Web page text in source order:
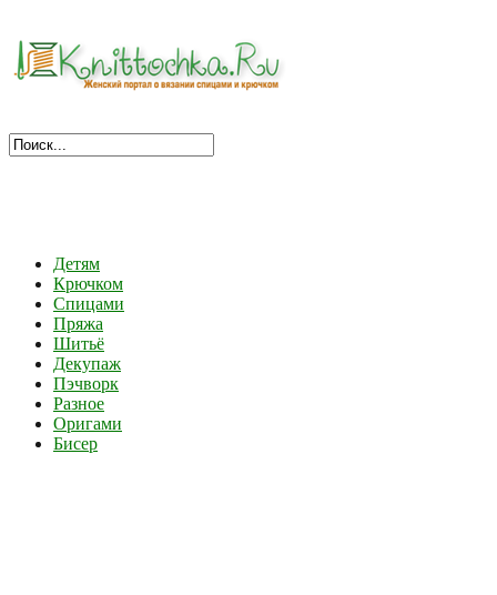
Детям
Крючком
Спицами
Пряжа
Шитьё
Декупаж
Пэчворк
Разное
Оригами
Бисер